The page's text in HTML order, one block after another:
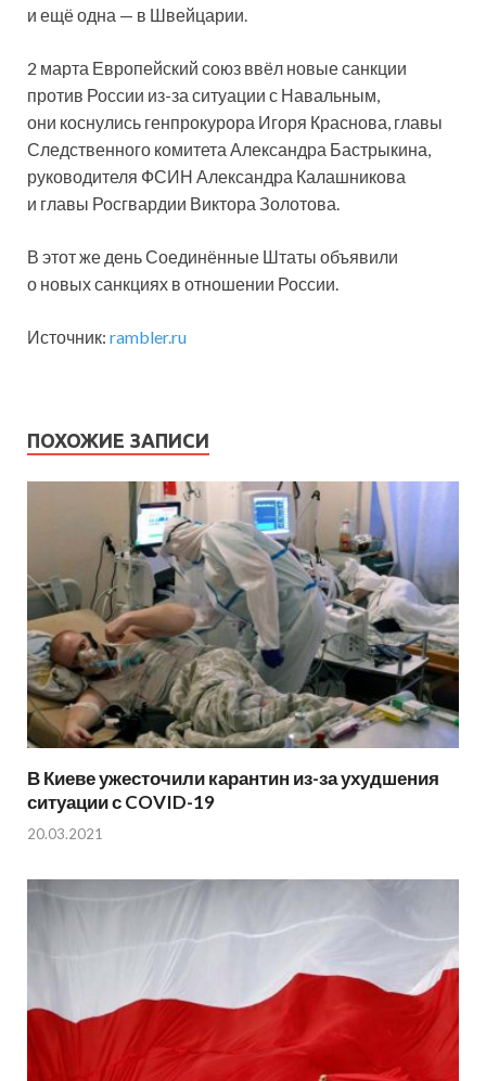
и ещё одна — в Швейцарии.
2 марта Европейский союз ввёл новые санкции
против России из-за ситуации с Навальным,
они коснулись генпрокурора Игоря Краснова, главы
Следственного комитета Александра Бастрыкина,
руководителя ФСИН Александра Калашникова
и главы Росгвардии Виктора Золотова.
В этот же день Соединённые Штаты объявили
о новых санкциях в отношении России.
Источник: rambler.ru
ПОХОЖИЕ ЗАПИСИ
В Киеве ужесточили карантин из-за ухудшения
ситуации с COVID-19
20.03.2021